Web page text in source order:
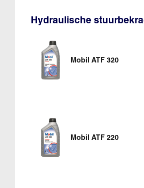
Hydraulische
Mobil ATF 320
Mobil ATF 220